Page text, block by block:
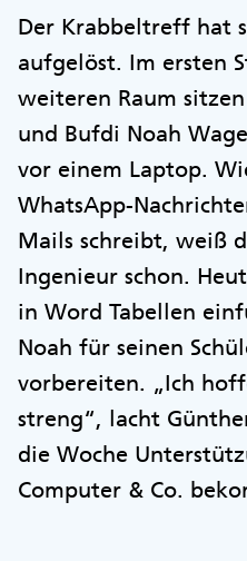
Der Krabbeltreff hat
aufgelöst. Im ersten
weiteren Raum
und Bufdi Noah
vor einem Laptop.
WhatsApp-
Mails schreibt, weiß
Ingenieur schon.
in Word Tabellen
Noah für seinen
vorbereiten. „Ich
streng“, lacht
die Woche
Computer & Co.